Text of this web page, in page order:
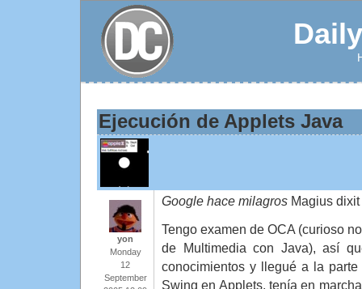
Ejecución de Applets Java
yon
Monday
12
September
Google hace milagros Magius dixit
Tengo examen de OCA (curioso
de Multimedia con Java), así
conocimientos y llegué a la
Swing en Applets, tenía en